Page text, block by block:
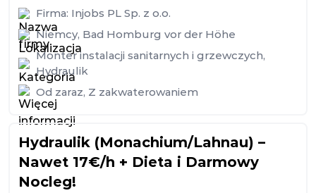
Firma: Injobs PL Sp. z o.o.
Niemcy, Bad Homburg vor der Höhe
Monter instalacji sanitarnych i grzewczych,
Hydraulik
Od zaraz, Z zakwaterowaniem
Hydraulik (Monachium/Lahnau) –
Nawet 17€/h + Dieta i Darmowy
Nocleg!